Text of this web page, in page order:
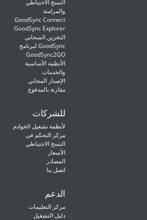
النسخ الاحتياطي
والمزامنة
GoodSync Connect
GoodSync Explorer
التخزين السحابي
لبرنامج GoodSync
GoodSync2GO
الأنظمة الأساسية
والخدمات
الإصدار المجاني
مقارنة بالمدفوع
للشركات
لأنظمة تشغيل الخوادم
مركز التحكم في
النسخ الاحتياطي
الأسعار
المصادر
اتصل بنا
الدعم
مركز التعليمات
دليل التشغيل